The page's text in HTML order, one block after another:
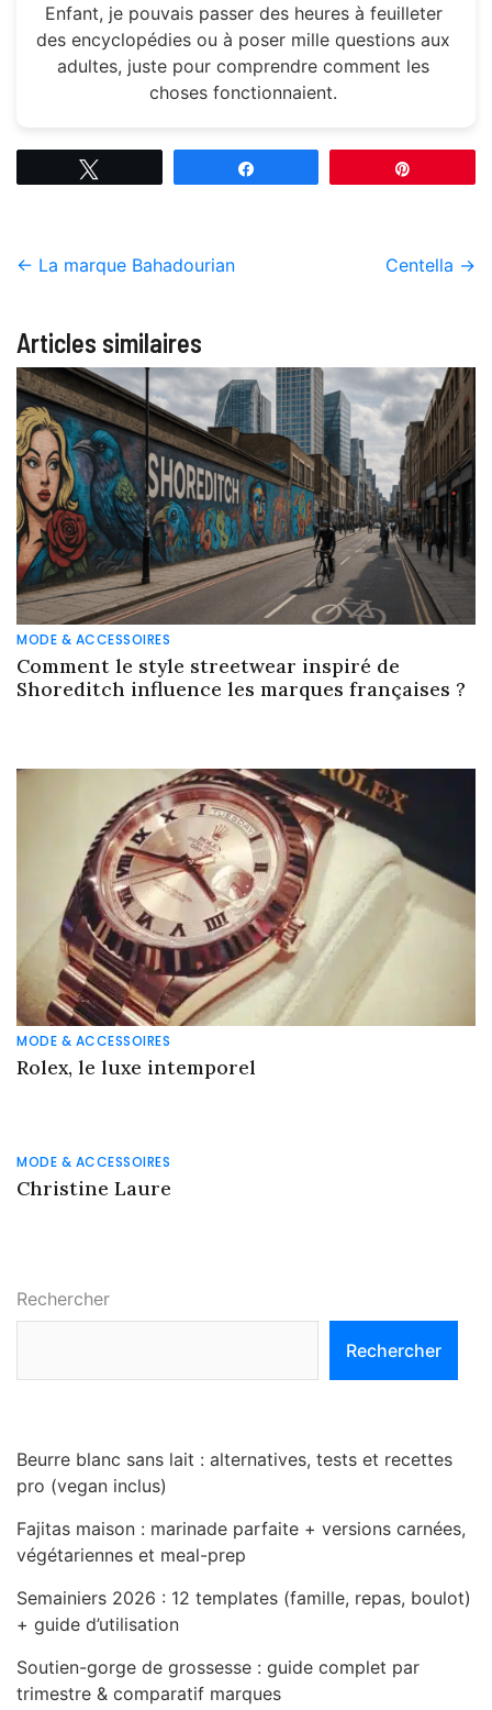
Enfant, je pouvais passer des heures à feuilleter
des encyclopédies ou à poser mille questions aux
adultes, juste pour comprendre comment les
choses fonctionnaient.
← La marque Bahadourian Centella →
Articles similaires
MODE & ACCESSOIRES
Comment le style streetwear inspiré de
Shoreditch influence les marques françaises ?
MODE & ACCESSOIRES
Rolex, le luxe intemporel
MODE & ACCESSOIRES
Christine Laure
Rechercher
Rechercher
Beurre blanc sans lait : alternatives, tests et recettes
pro (vegan inclus)
Fajitas maison : marinade parfaite + versions carnées,
végétariennes et meal-prep
Semainiers 2026 : 12 templates (famille, repas, boulot)
+ guide d’utilisation
Soutien-gorge de grossesse : guide complet par
trimestre & comparatif marques